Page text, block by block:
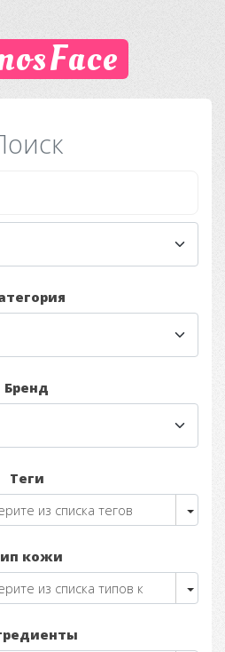
Бренд
Теги
кожи